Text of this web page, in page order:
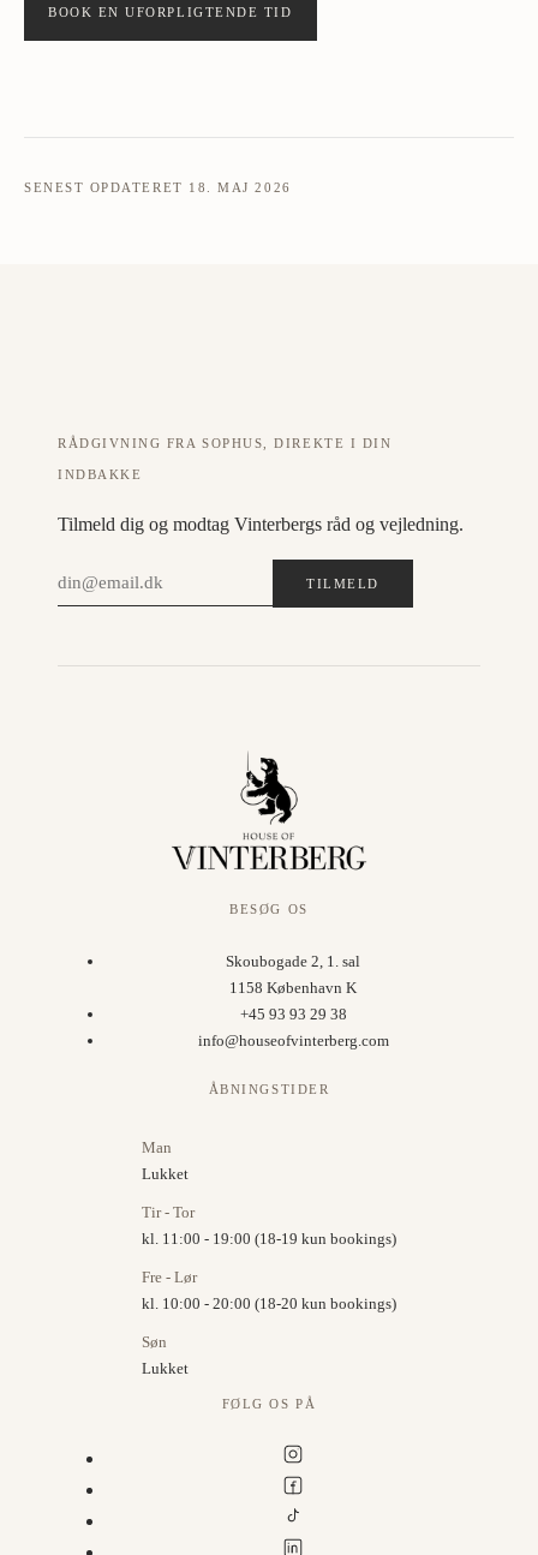
BOOK EN UFORPLIGTENDE TID
SENEST OPDATERET 18. MAJ 2026
RÅDGIVNING FRA SOPHUS, DIREKTE I DIN
INDBAKKE
Tilmeld dig og modtag Vinterbergs råd og vejledning.
TILMELD
BESØG OS
Skoubogade 2, 1. sal
1158 København K
+45 93 93 29 38
info@houseofvinterberg.com
ÅBNINGSTIDER
Man
Lukket
Tir - Tor
kl. 11:00 - 19:00 (18-19 kun bookings)
Fre - Lør
kl. 10:00 - 20:00 (18-20 kun bookings)
Søn
Lukket
FØLG OS PÅ